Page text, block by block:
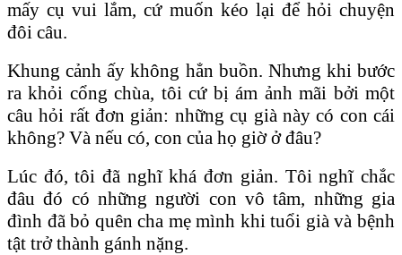
mấy cụ vui lắm, cứ muốn kéo lại để hỏi chuyện
đôi câu.
Khung cảnh ấy không hẳn buồn. Nhưng khi bước
ra khỏi cổng chùa, tôi cứ bị ám ảnh mãi bởi một
câu hỏi rất đơn giản: những cụ già này có con cái
không? Và nếu có, con của họ giờ ở đâu?
Lúc đó, tôi đã nghĩ khá đơn giản. Tôi nghĩ chắc
đâu đó có những người con vô tâm, những gia
đình đã bỏ quên cha mẹ mình khi tuổi già và bệnh
tật trở thành gánh nặng.